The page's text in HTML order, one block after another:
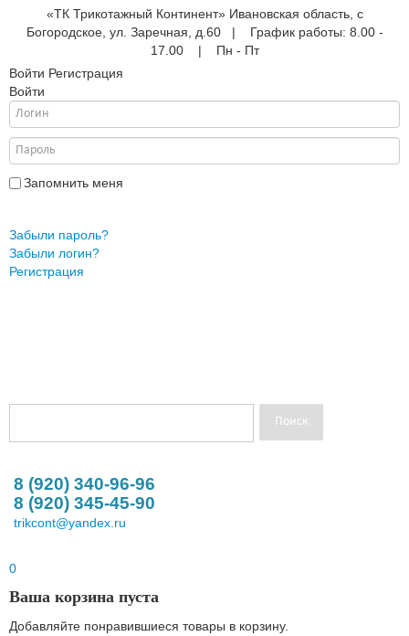
«ТК Трикотажный Континент» Ивановская область, с
Богородское, ул. Заречная, д.60 | График работы: 8.00 -
17.00 | Пн - Пт
Войти Регистрация
Войти
Запомнить меня
Забыли пароль?
Забыли логин?
Регистрация
8 (920) 340-96-96
8 (920) 345-45-90
trikcont@yandex.ru
0
Ваша корзина пуста
Добавляйте понравившиеся товары в корзину.